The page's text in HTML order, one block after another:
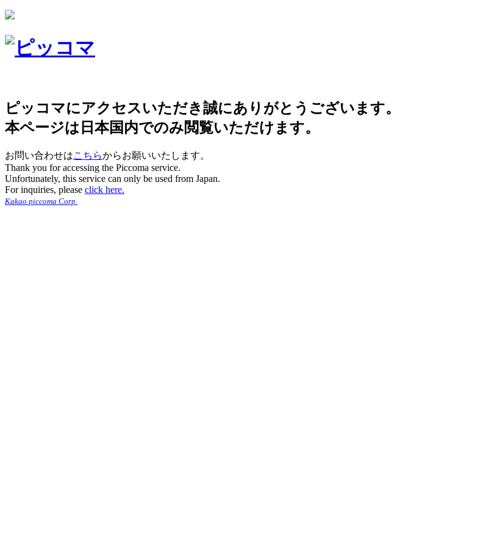
ピッコマにアクセスいただき誠にありがとうございます。
本ページは日本国内でのみ閲覧いただけます。
お問い合わせはこちらからお願いいたします。
Thank you for accessing the Piccoma service.
Unfortunately, this service can only be used from Japan.
For inquiries, please click here.
Kakao piccoma Corp.